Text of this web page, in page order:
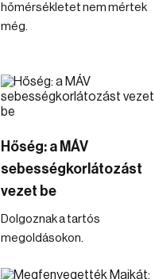
hőmérsékletet nem mértek
még.
Hőség: a MÁV
sebességkorlátozást
vezet be
Dolgoznak a tartós
megoldásokon.